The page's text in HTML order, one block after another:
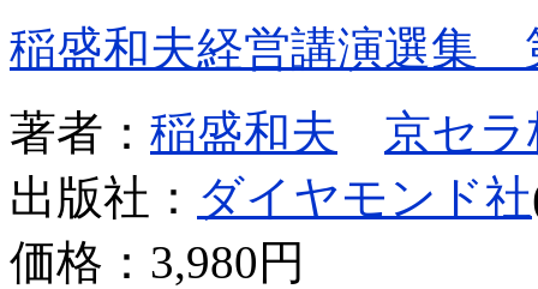
稲盛和夫経営講演選集
著者： 稲盛和夫
京セ
出版社： ダイヤモンド社
価格： 3,980円